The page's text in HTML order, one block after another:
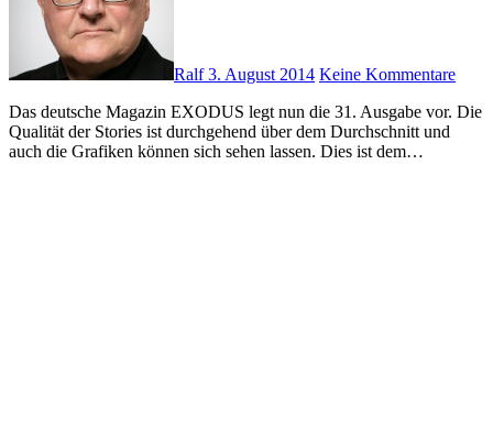
Ralf3. August 2014 Keine Kommentare
Das deutsche Magazin EXODUS legt nun die 31. Ausgabe vor. Die
Qualität der Stories ist durchgehend über dem Durchschnitt und
auch die Grafiken können sich sehen lassen. Dies ist dem…